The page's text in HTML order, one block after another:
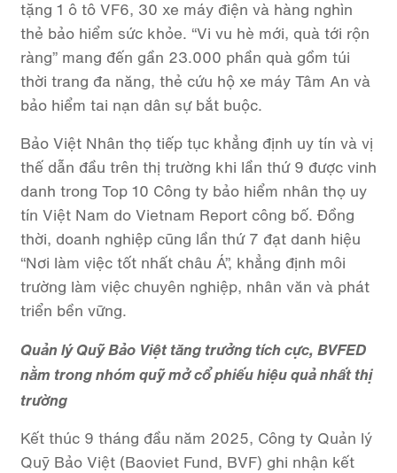
tặng 1 ô tô VF6, 30 xe máy điện và hàng nghìn
thẻ bảo hiểm sức khỏe. “Vi vu hè mới, quà tới rộn
ràng” mang đến gần 23.000 phần quà gồm túi
thời trang đa năng, thẻ cứu hộ xe máy Tâm An và
bảo hiểm tai nạn dân sự bắt buộc.
Bảo Việt Nhân thọ tiếp tục khẳng định uy tín và vị
thế dẫn đầu trên thị trường khi lần thứ 9 được vinh
danh trong Top 10 Công ty bảo hiểm nhân thọ uy
tín Việt Nam do Vietnam Report công bố. Đồng
thời, doanh nghiệp cũng lần thứ 7 đạt danh hiệu
“Nơi làm việc tốt nhất châu Á”, khẳng định môi
trường làm việc chuyên nghiệp, nhân văn và phát
triển bền vững.
Quản lý Quỹ Bảo Việt tăng trưởng tích cực, BVFED
nằm trong nhóm quỹ mở cổ phiếu hiệu quả nhất thị
trường
Kết thúc 9 tháng đầu năm 2025, Công ty Quản lý
Quỹ Bảo Việt (Baoviet Fund, BVF) ghi nhận kết